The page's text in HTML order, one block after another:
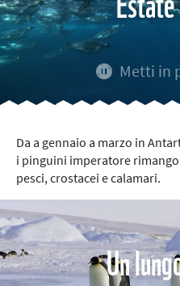
Metti in
Da a gennaio a marzo in
i pinguini imperatore
pesci, crostacei e calamari.
Un